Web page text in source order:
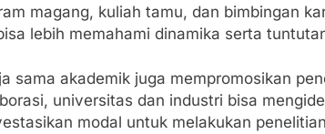
magang, kuliah tamu, dan bimbingan
lebih memahami dinamika serta
sama akademik juga mempromosikan
universitas dan industri bisa
modal untuk melakukan